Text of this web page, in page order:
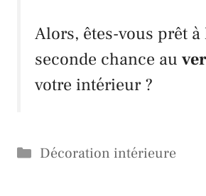
Alors, êtes-vous prêt
seconde chance au
votre intérieur ?
Catégories
Décoration intérieure